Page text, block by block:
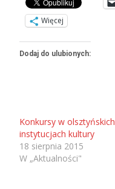
Więcej
Dodaj do ulubionych:
Konkursy w olsztyńskich
instytucjach kultury
18 sierpnia 2015
W „Aktualności"